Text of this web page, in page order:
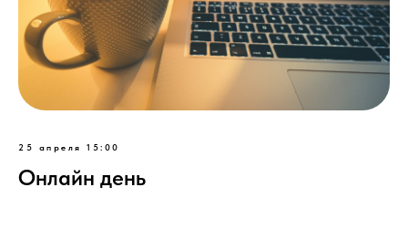
25 апреля 15:00
Онлайн день